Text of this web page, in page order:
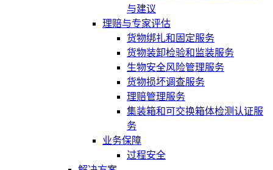
与建议
理赔与专家评估
货物绑扎和固定服务
货物装卸检验和监装服务
生物安全风险管理服务
货物损坏调查服务
理赔管理服务
集装箱和可交换箱体检测认证服
务
业务保障
过程安全